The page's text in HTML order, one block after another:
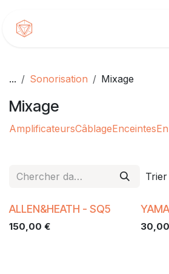
... Sonorisation Mixage
Mixage
AmplificateursCâblageEnceintes
ALLEN&HEATH - SQ5
150,00 € 30,00